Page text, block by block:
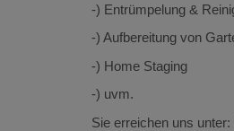
-) Entrümpelung &
-) Aufbereitung von
-) Home Staging
-) uvm.
Sie erreichen uns